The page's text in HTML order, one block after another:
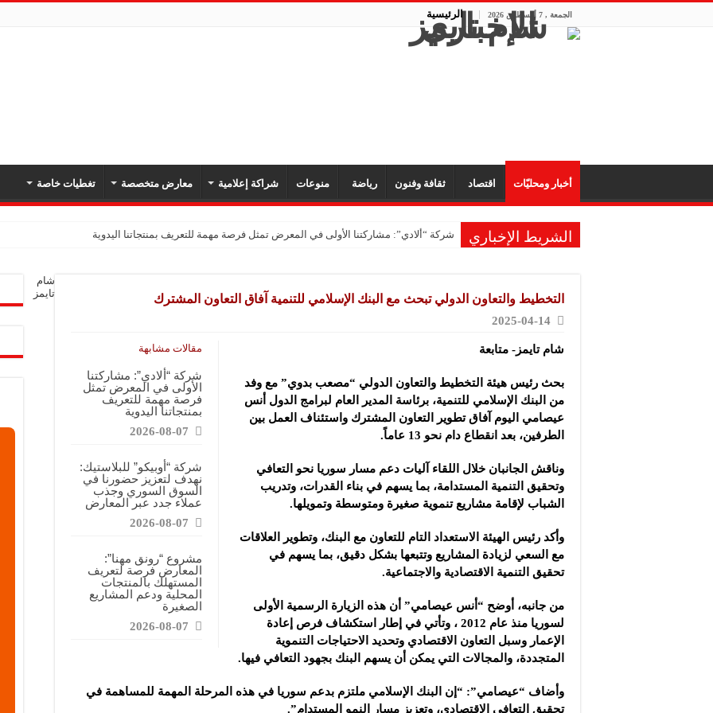
الجمعة , 7 أغسطس 2026 الرئيسية
أخبار ومحليّات اقتصاد ثقافة وفنون رياضة منوعات شراكة إعلامية معارض متخصصة تغطيات خاصة
الشريط الإخباري شركة “ألادي”: مشاركتنا الأولى في المعرض تمثل فرصة مهمة للتعريف بمنتجاتنا اليدوية
مشروع “رونق مهنا”: المعارض فرصة لتعريف المستهلك بالمنتجات المحلية ودعم المشاريع الصغيرة
موقع “نيوز بيردز”: مشاركتنا في المعرض تهدف إلى الترويج للموقع وتعزيز حضوره الإعلامي
شركة “قمم الجودة للمعدات الصناعية”: شاركنا بالمعرض لدعم مرحلة إعادة الإعمار في سوريا
التخطيط والتعاون الدولي تبحث مع البنك الإسلامي للتنمية آفاق التعاون ‏المشترك
2025-04-14
مقالات مشابهة
شركة “ألادي”: مشاركتنا
الأولى في المعرض تمثل
فرصة مهمة للتعريف
بمنتجاتنا اليدوية
2026-08-07
شركة “أوبيكو” للبلاستيك:
نهدف لتعزيز حضورنا في
السوق السوري وجذب
عملاء جدد عبر المعارض
2026-08-07
مشروع “رونق مهنا”:
المعارض فرصة لتعريف
المستهلك بالمنتجات
المحلية ودعم المشاريع
الصغيرة
2026-08-07
شام تايمز- متابعة
بحث رئيس هيئة التخطيط والتعاون الدولي “مصعب بدوي” مع وفد
من البنك ‏الإسلامي للتنمية، برئاسة المدير العام لبرامج الدول أنس
عيصامي اليوم آفاق ‏تطوير التعاون المشترك واستئناف العمل بين
الطرفين، بعد انقطاع دام نحو ‌‏13 عاماً.‏
وناقش الجانبان خلال اللقاء آليات دعم ‏مسار سوريا نحو التعافي
وتحقيق التنمية المستدامة، بما يسهم في بناء ‏القدرات، وتدريب
الشباب لإقامة مشاريع تنموية صغيرة ومتوسطة وتمويلها.‏
وأكد رئيس الهيئة الاستعداد التام للتعاون مع البنك، وتطوير ‏العلاقات
مع السعي لزيادة المشاريع وتتبعها بشكل دقيق، بما يسهم في
تحقيق ‏التنمية الاقتصادية والاجتماعية.‏
من جانبه، أوضح “أنس عيصامي” أن هذه الزيارة الرسمية الأولى
لسوريا منذ ‏عام 2012 ، وتأتي في إطار استكشاف فرص إعادة
الإعمار وسبل التعاون ‏الاقتصادي وتحديد الاحتياجات التنموية
المتجددة، والمجالات التي يمكن أن ‏يسهم البنك بجهود التعافي فيها.‏
وأضاف “عيصامي”: “إن البنك الإسلامي ملتزم بدعم سوريا في هذه المرحلة ‏المهمة للمساهمة في
تحقيق التعافي الاقتصادي، وتعزيز مسار النمو المستدام”.‏
شام
تايمز